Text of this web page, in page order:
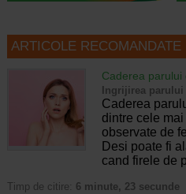
ARTICOLE RECOMANDATE
Caderea parului
Ingrijirea parului
Caderea
dintre cele
observate de
Desi poate fi
cand firele de
Timp de citire: 6 minute, 23 secunde